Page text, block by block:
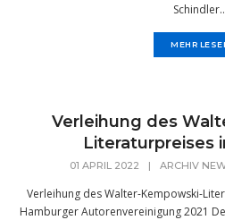
MEHR
Verleihung des
Literaturpreises
01 APRIL 2022 | ARCHIV
Verleihung des Walter-Kempowski-
Hamburger Autorenvereinigung 2021